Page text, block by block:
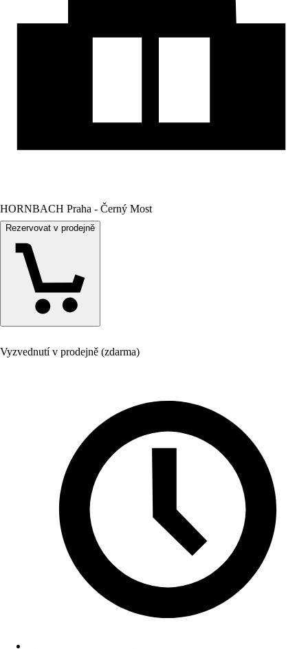
HORNBACH Praha - Černý Most
Rezervovat v prodejně
Vyzvednutí v prodejně (zdarma)